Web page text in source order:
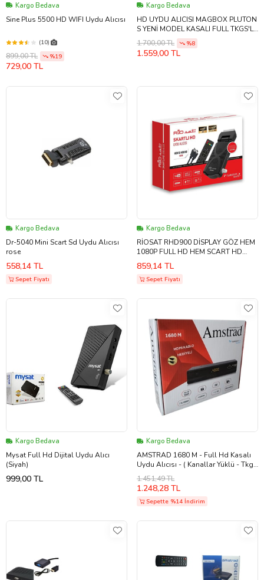
Kargo Bedava
Sine Plus 5500 HD WIFI Uydu Alıcısı
(10)
899,00 TL %19
729,00 TL
Kargo Bedava
HD UYDU ALICISI MAGBOX PLUTON
S YENİ MODEL KASALI FULL TKGS'Lİ
(SCART+HD) HDMI KABLO DAHİL
1.700,00 TL %8
1.559,00 TL
Kargo Bedava
Dr-5040 Mini Scart Sd Uydu Alıcısı
rose
558,14 TL
Sepet Fiyatı
Kargo Bedava
RİOSAT RHD900 DİSPLAY GÖZ HEM
1080P FULL HD HEM SCART HD
UYDU ALICISI (Siyah)
859,14 TL
Sepet Fiyatı
Kargo Bedava
Mysat Full Hd Dijital Uydu Alıcı
(Siyah)
999,00 TL
Kargo Bedava
AMSTRAD 1680 M - Full Hd Kasalı
Uydu Alıcısı - ( Kanallar Yüklü - Tkgs
- Usb - Hdmi - Scart )
1.451,49 TL
1.248,28 TL
Sepette %14 İndirim